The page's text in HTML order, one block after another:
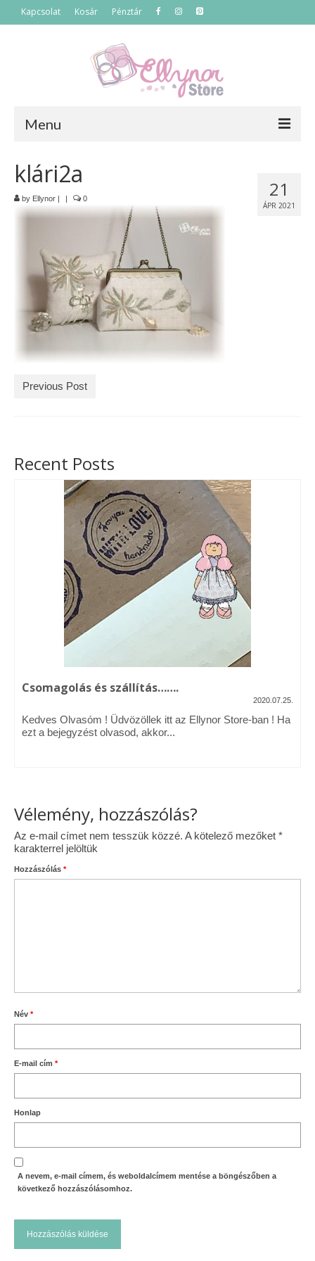
Kapcsolat Kosár Pénztár
Menu
Főoldal
Akciós termékek
Táskák
Neszeszerek
Zsebkendő tartók
Mobiltelefon tartók
Tote bag
Piactér
Galéria
Hasznos információk
Vásárok, ahol velem is találkozhattál…
Alapanyagok, kellékek
A termékek tisztítása
Ellynor története
21
ÁPR 2021
klári2a
by Ellynor | | 0
Previous Post
Recent Posts
Csomagolás és szállítás…….
2020.07.25.
Kedves Olvasóm ! Üdvözöllek itt az Ellynor Store-ban ! Ha
ezt a bejegyzést olvasod, akkor...
Vélemény, hozzászólás?
Az e-mail címet nem tesszük közzé. A kötelező mezőket *
karakterrel jelöltük
Hozzászólás *
Név *
E-mail cím *
Honlap
A nevem, e-mail címem, és weboldalcímem mentése a böngészőben a
következő hozzászólásomhoz.